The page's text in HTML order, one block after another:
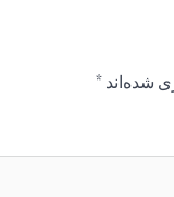
شده‌اند *